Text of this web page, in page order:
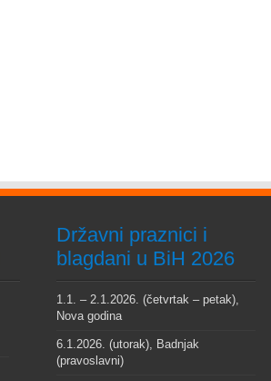
Državni praznici i
blagdani u BiH 2026
1.1. – 2.1.2026. (četvrtak – petak),
Nova godina
6.1.2026. (utorak), Badnjak
(pravoslavni)